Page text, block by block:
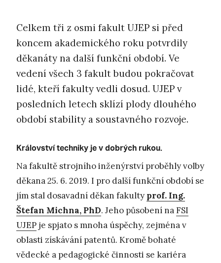
Celkem tři z osmi fakult UJEP si před
koncem akademického roku potvrdily
děkanáty na další funkční období. Ve
vedení všech 3 fakult budou pokračovat
lidé, kteří fakulty vedli dosud. UJEP v
posledních letech sklízí plody dlouhého
období stability a soustavného rozvoje.
Království techniky je v dobrých rukou.
Na fakultě strojního inženýrství proběhly volby
děkana 25. 6. 2019. I pro další funkční období se
jím stal dosavadní děkan fakulty prof. Ing.
Štefan Michna, PhD. Jeho působení naFSI
UJEP je spjato s mnoha úspěchy, zejména v
oblasti získávání patentů. Kromě bohaté
vědecké a pedagogické činnosti se kariéra